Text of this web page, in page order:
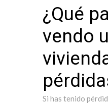
¿Qué
vendo
Si has tenido